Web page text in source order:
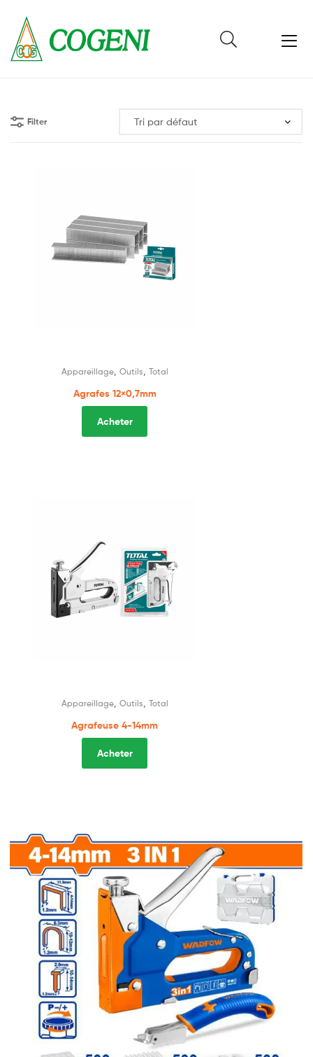
Filter
Appareillage, Outils Total
Agrafes 12×0,7mm
Acheter
Appareillage, Outils Total
Agrafeuse 4-14mm
Acheter